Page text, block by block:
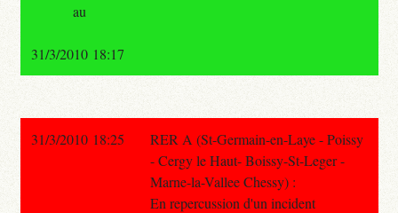
au
31/3/2010 18:17
31/3/2010 18:25
RER A (St-Germain-en-Laye - Poissy
- Cergy le Haut- Boissy-St-Leger -
Marne-la-Vallee Chessy) :
En repercussion d'un incident